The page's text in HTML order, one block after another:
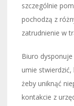
szczególnie
pochodzą z
zatrudnienie w
Biuro
umie stwierdzić,
żeby uniknąć
kontakcie z